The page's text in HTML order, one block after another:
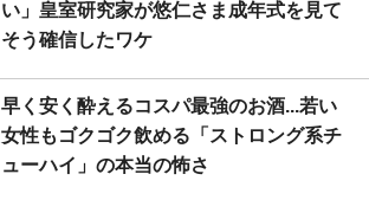
い」皇室研究家が悠仁さま成年式を見て
そう確信したワケ
早く安く酔えるコスパ最強のお酒...若い
女性もゴクゴク飲める「ストロング系チ
ューハイ」の本当の怖さ